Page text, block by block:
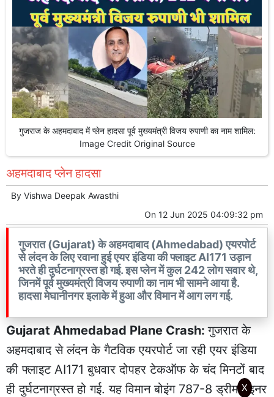
गुजराज के अहमदाबाद में प्लेन हादसा पूर्व मुख्यमंत्री विजय रुपाणी का नाम शामिल:
Image Credit Original Source
अहमदाबाद प्लेन हादसा
By Vishwa Deepak Awasthi
On 12 Jun 2025 04:09:32 pm
गुजरात (Gujarat) के अहमदाबाद (Ahmedabad) एयरपोर्ट
से लंदन के लिए रवाना हुई एयर इंडिया की फ्लाइट AI171 उड़ान
भरते ही दुर्घटनाग्रस्त हो गई. इस प्लेन में कुल 242 लोग सवार थे,
जिनमें पूर्व मुख्यमंत्री विजय रुपाणी का नाम भी सामने आया है.
हादसा मेघानीनगर इलाके में हुआ और विमान में आग लग गई.
Gujarat Ahmedabad Plane Crash:गुजरात के
अहमदाबाद से लंदन के गैटविक एयरपोर्ट जा रही एयर इंडिया
की फ्लाइट AI171 बुधवार दोपहर टेकऑफ के चंद मिनटों बाद
ही दुर्घटनाग्रस्त हो गई. यह विमान बोइंग 787-8 ड्रीमलाइनर
X